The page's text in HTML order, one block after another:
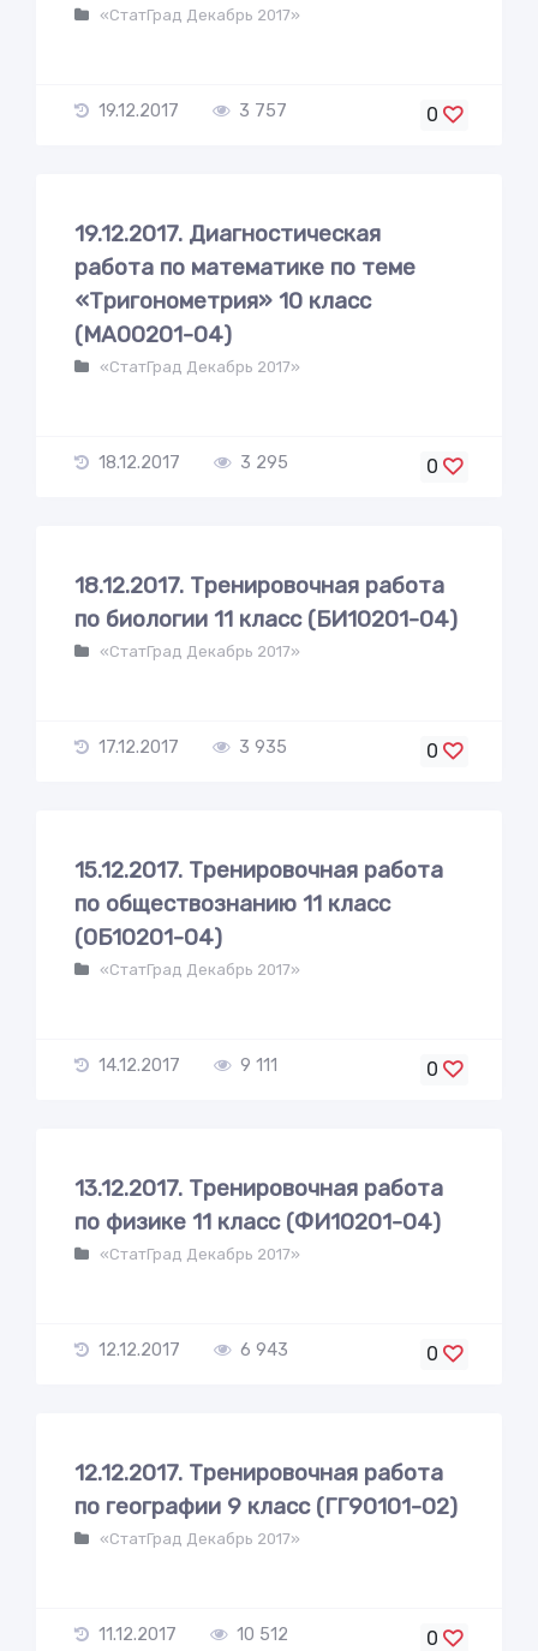
«СтатГрад Декабрь 2017»
19.12.2017 3 757 0
19.12.2017. Диагностическая
работа по математике по теме
«Тригонометрия» 10 класс
(МА00201-04)
«СтатГрад Декабрь 2017»
18.12.2017 3 295 0
18.12.2017. Тренировочная работа
по биологии 11 класс (БИ10201-04)
«СтатГрад Декабрь 2017»
17.12.2017 3 935 0
15.12.2017. Тренировочная работа
по обществознанию 11 класс
(ОБ10201-04)
«СтатГрад Декабрь 2017»
14.12.2017 9 111 0
13.12.2017. Тренировочная работа
по физике 11 класс (ФИ10201-04)
«СтатГрад Декабрь 2017»
12.12.2017 6 943 0
12.12.2017. Тренировочная работа
по географии 9 класс (ГГ90101-02)
«СтатГрад Декабрь 2017»
11.12.2017 10 512 0